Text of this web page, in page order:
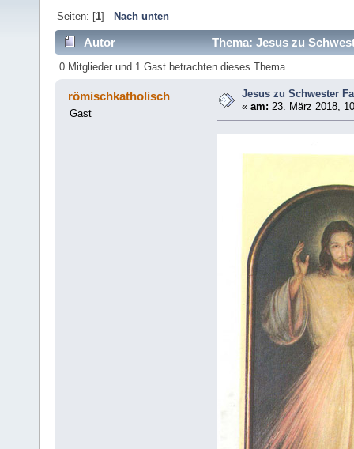
Seiten: [1] Nach unten
Autor Thema: Jesus zu
0 Mitglieder und 1 Gast betrachten dieses Thema.
römischkatholisch
Gast
Jesus zu Schwester
«am: 23. März 2018,